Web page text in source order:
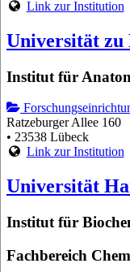
Link zur Institution
Universität zu
Institut für
Ratzeburger Allee 160
• 23538 Lübeck
Link zur Institution
Universität
Institut für
Fachbereich